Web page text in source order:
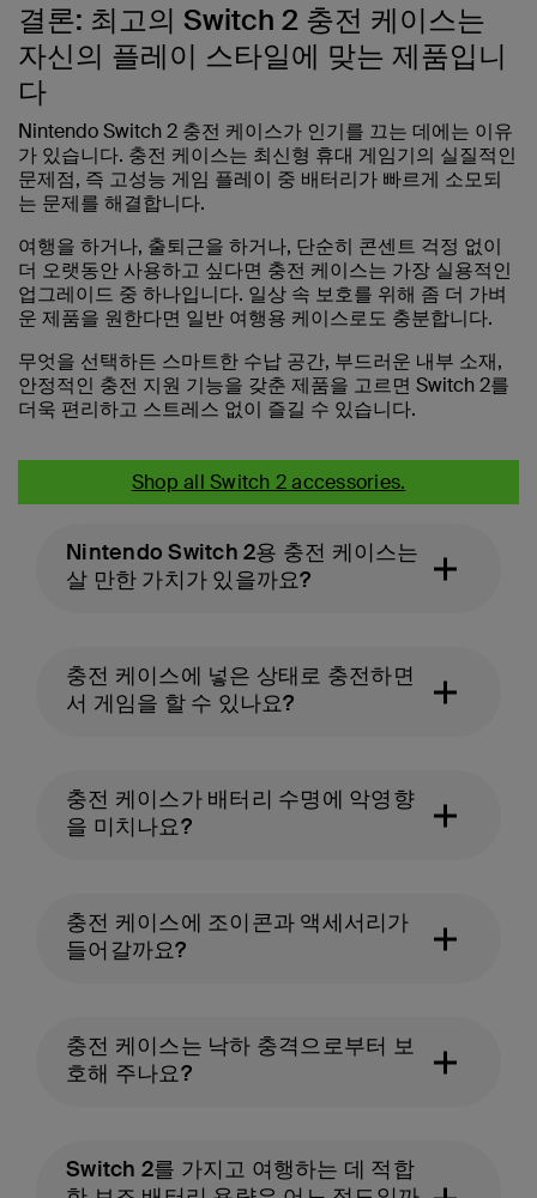
결론: 최고의 Switch 2 충전 케이스는
자신의 플레이 스타일에 맞는 제품입니
다
Nintendo Switch 2 충전 케이스가 인기를 끄는 데에는 이유
가 있습니다. 충전 케이스는 최신형 휴대 게임기의 실질적인
문제점, 즉 고성능 게임 플레이 중 배터리가 빠르게 소모되
는 문제를 해결합니다.
여행을 하거나, 출퇴근을 하거나, 단순히 콘센트 걱정 없이
더 오랫동안 사용하고 싶다면 충전 케이스는 가장 실용적인
업그레이드 중 하나입니다. 일상 속 보호를 위해 좀 더 가벼
운 제품을 원한다면 일반 여행용 케이스로도 충분합니다.
무엇을 선택하든 스마트한 수납 공간, 부드러운 내부 소재,
안정적인 충전 지원 기능을 갖춘 제품을 고르면 Switch 2를
더욱 편리하고 스트레스 없이 즐길 수 있습니다.
Shop all Switch 2 accessories.
Nintendo Switch 2용 충전 케이스는
살 만한 가치가 있을까요?
충전 케이스에 넣은 상태로 충전하면
서 게임을 할 수 있나요?
충전 케이스가 배터리 수명에 악영향
을 미치나요?
충전 케이스에 조이콘과 액세서리가
들어갈까요?
충전 케이스는 낙하 충격으로부터 보
호해 주나요?
Switch 2를 가지고 여행하는 데 적합